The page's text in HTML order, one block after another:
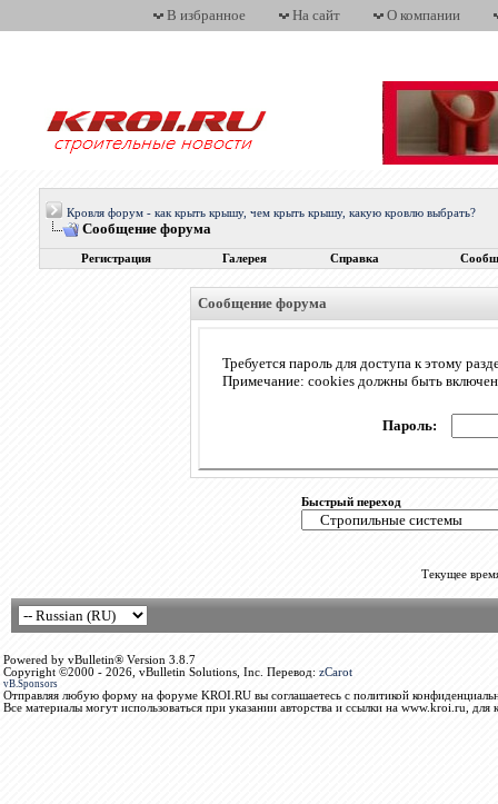
В избранное На сайт О компании
Кровля форум - как крыть крышу, чем крыть крышу, какую кровлю выбрать?
Сообщение форума
Регистрация Галерея Справка
Сообщение форума
Требуется пароль для доступа к этому
Примечание: cookies должны быть
Пароль:
Быстрый переход
Текущее
Powered by vBulletin® Version 3.8.7
Copyright ©2000 - 2026, vBulletin Solutions, Inc. Перевод: zCarot
vB.Sponsors
Отправляя любую форму на форуме KROI.RU вы соглашаетесь с политикой
Все материалы могут использоваться при указании авторства и ссылки на www.kroi.ru, для